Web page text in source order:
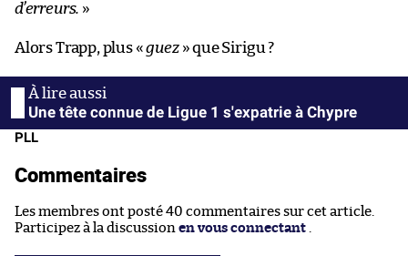
d’erreurs. »
Alors Trapp, plus «guez» que Sirigu ?
Une tête connue de Ligue 1 s'expatrie à Chypre
PLL
Commentaires
Les membres ont posté 40 commentaires sur cet article.
Participez à la discussion en vous connectant .